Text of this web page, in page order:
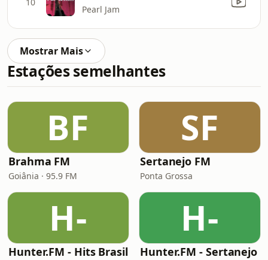
Pearl Jam
Mostrar Mais
Estações semelhantes
BF
Brahma FM
Goiânia · 95.9 FM
SF
Sertanejo FM
Ponta Grossa
H-
Hunter.FM - Hits Brasil
H-
Hunter.FM - Sertanejo